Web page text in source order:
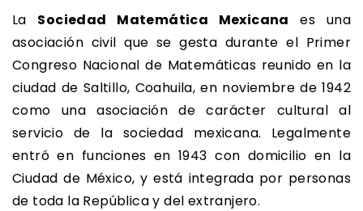
La Sociedad Matemática Mexicana es una
asociación civil que se gesta durante el Primer
Congreso Nacional de Matemáticas reunido en la
ciudad de Saltillo, Coahuila, en noviembre de 1942
como una asociación de carácter cultural al
servicio de la sociedad mexicana. Legalmente
entró en funciones en 1943 con domicilio en la
Ciudad de México, y está integrada por personas
de toda la República y del extranjero.